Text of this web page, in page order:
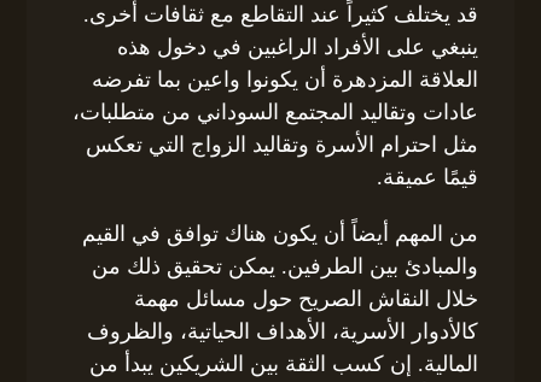
قد يختلف كثيراً عند التقاطع مع ثقافات أخرى.
ينبغي على الأفراد الراغبين في دخول هذه
العلاقة المزدهرة أن يكونوا واعين بما تفرضه
عادات وتقاليد المجتمع السوداني من متطلبات،
مثل احترام الأسرة وتقاليد الزواج التي تعكس
قيمًا عميقة.
من المهم أيضاً أن يكون هناك توافق في القيم
والمبادئ بين الطرفين. يمكن تحقيق ذلك من
خلال النقاش الصريح حول مسائل مهمة
كالأدوار الأسرية، الأهداف الحياتية، والظروف
المالية. إن كسب الثقة بين الشريكين يبدأ من